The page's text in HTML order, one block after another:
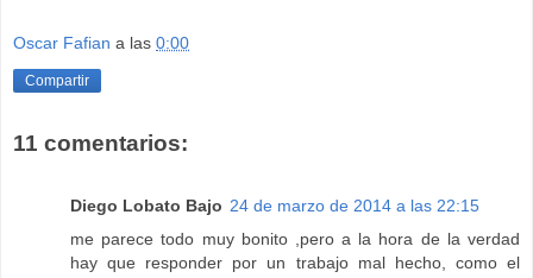
Oscar Fafian a las 0:00
Compartir
11 comentarios:
Diego Lobato Bajo 24 de marzo de 2014 a las 22:15
me parece todo muy bonito ,pero a la hora de la verdad
hay que responder por un trabajo mal hecho, como el